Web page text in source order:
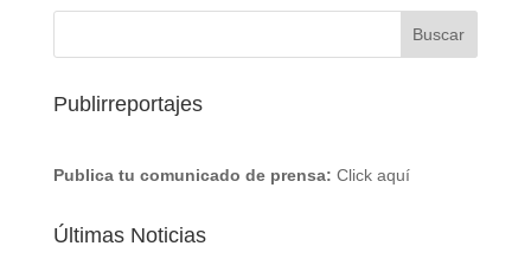
Publirreportajes
Publica tu comunicado de prensa: Click aquí
Últimas Noticias